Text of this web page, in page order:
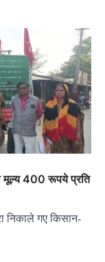
मूल्य 400 रूपये प्रति
निकाले गए किसान-